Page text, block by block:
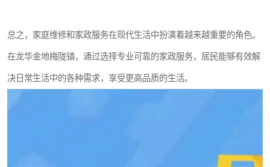
总之，家庭维修和家政服务在现代生活中扮演着越来越重要的角色。
在龙华金地梅陇镇，通过选择专业可靠的家政服务，居民能够有效解
决日常生活中的各种需求，享受更高品质的生活。